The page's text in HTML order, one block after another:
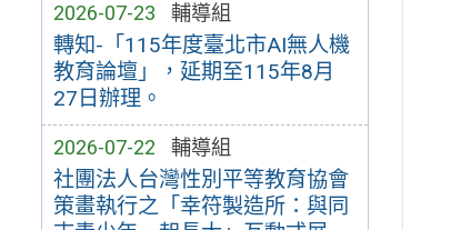
2026-07-23 輔導組
轉知-「115年度臺北市AI無人機
教育論壇」，延期至115年8月
27日辦理。
2026-07-22 輔導組
社團法人台灣性別平等教育協會
策畫執行之「幸符製造所：與同